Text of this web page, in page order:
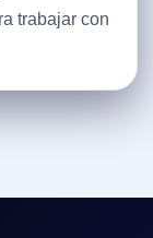
trabajar con